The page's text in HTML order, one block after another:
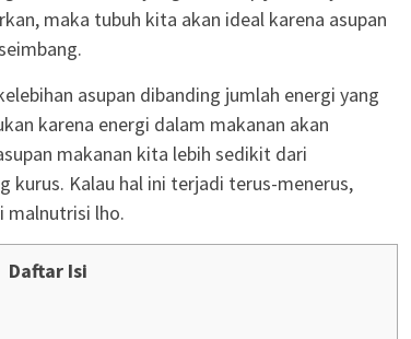
maka tubuh kita akan ideal karena asupan
asupan dibanding jumlah energi yang
karena energi dalam makanan akan
makanan kita lebih sedikit dari
kurus. Kalau hal ini terjadi terus-menerus,
malnutrisi lho.
Daftar Isi